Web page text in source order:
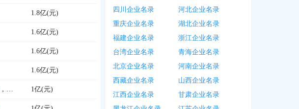
1.8亿(元)
1.6亿(元)
1.6亿(元)
1.6亿(元)
， 1552***9885
1亿(元)
四川企业名录
河北企业名录
重庆企业名录
湖北企业名录
福建企业名录
浙江企业名录
台湾企业名录
青海企业名录
北京企业名录
河南企业名录
西藏企业名录
山西企业名录
江西企业名录
甘肃企业名录